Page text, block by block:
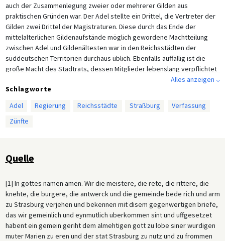
auch der Zusammenlegung zweier oder mehrerer Gilden aus
praktischen Gründen war. Der Adel stellte ein Drittel, die Vertreter der
Gilden zwei Drittel der Magistraturen. Diese durch das Ende der
mittelalterlichen Gildenaufstände möglich gewordene Machtteilung
zwischen Adel und Gildenältesten war in den Reichsstädten der
süddeutschen Territorien durchaus üblich. Ebenfalls auffällig ist die
große Macht des Stadtrats, dessen Mitglieder lebenslang verpflichtet
wurden. Der Straßburger Schwörbrief diente als eine Art
Stadtverfassung und enthielt daher Bestimmungen über die Pflichten
gegenüber den Bürgern und über die Pflichten beider gegenüber der
Gemeinde. Die Magistrate und Bürger, letztere auf Aufforderung der
Alles anzeigen ⌵
Schlagworte
Adel
Regierung Reichsstädte Straßburg
Verfassung
Zünfte
Quelle
[1] In gottes namen amen. Wir die meistere, die rete, die rittere, die
knehte, die burgere, die antwerck und die gemeinde bede rich und arm
zu Strasburg verjehen und bekennen mit disem gegenwertigen briefe,
das wir gemeinlich und eynmutlich uberkommen sint und uffgesetzet
habent ein gemein geriht dem almehtigen gott zu lobe siner wurdigen
muter Marien zu eren und der stat Strasburg zu nutz und zu frommen